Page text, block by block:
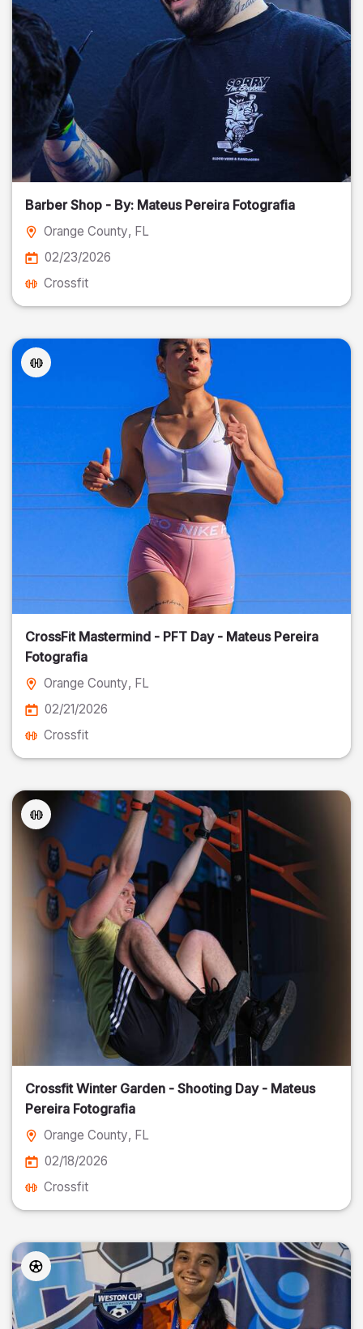
Barber Shop - By: Mateus Pereira Fotografia
Orange County, FL
02/23/2026
Crossfit
CrossFit Mastermind - PFT Day - Mateus Pereira
Fotografia
Orange County, FL
02/21/2026
Crossfit
Crossfit Winter Garden - Shooting Day - Mateus
Pereira Fotografia
Orange County, FL
02/18/2026
Crossfit